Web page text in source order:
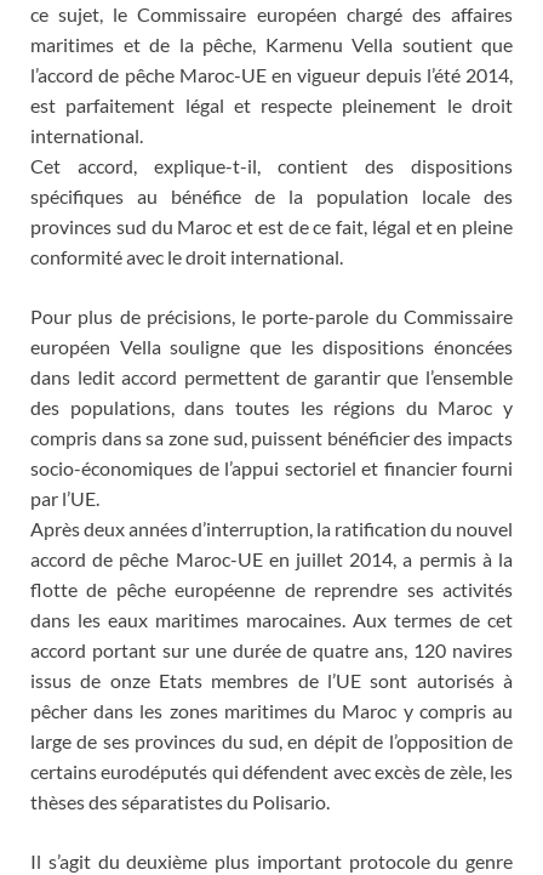
ce sujet, le Commissaire européen chargé des affaires
maritimes et de la pêche, Karmenu Vella soutient que
l’accord de pêche Maroc-UE en vigueur depuis l’été 2014,
est parfaitement légal et respecte pleinement le droit
international.
Cet accord, explique-t-il, contient des dispositions
spécifiques au bénéfice de la population locale des
provinces sud du Maroc et est de ce fait, légal et en pleine
conformité avec le droit international.
Pour plus de précisions, le porte-parole du Commissaire
européen Vella souligne que les dispositions énoncées
dans ledit accord permettent de garantir que l’ensemble
des populations, dans toutes les régions du Maroc y
compris dans sa zone sud, puissent bénéficier des impacts
socio-économiques de l’appui sectoriel et financier fourni
par l’UE.
Après deux années d’interruption, la ratification du nouvel
accord de pêche Maroc-UE en juillet 2014, a permis à la
flotte de pêche européenne de reprendre ses activités
dans les eaux maritimes marocaines. Aux termes de cet
accord portant sur une durée de quatre ans, 120 navires
issus de onze Etats membres de l’UE sont autorisés à
pêcher dans les zones maritimes du Maroc y compris au
large de ses provinces du sud, en dépit de l’opposition de
certains eurodéputés qui défendent avec excès de zèle, les
thèses des séparatistes du Polisario.
Il s’agit du deuxième plus important protocole du genre